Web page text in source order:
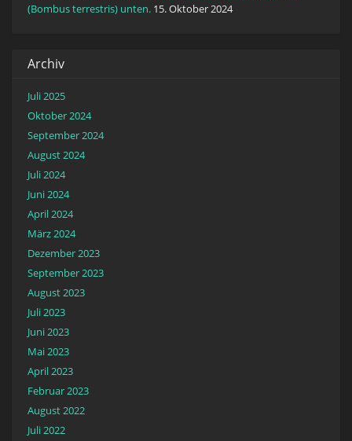
(Bombus terrestris) unten. 15. Oktober 2024
Archiv
Juli 2025
Oktober 2024
September 2024
August 2024
Juli 2024
Juni 2024
April 2024
März 2024
Dezember 2023
September 2023
August 2023
Juli 2023
Juni 2023
Mai 2023
April 2023
Februar 2023
August 2022
Juli 2022